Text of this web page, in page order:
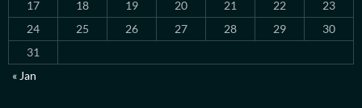
17 18 19 20 21 22
23
24
25 26 27 28 29
30
31
« Jan